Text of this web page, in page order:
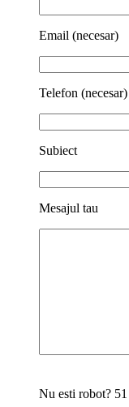
Email (necesar)
Telefon (necesar)
Subiect
Mesajul tau
Nu esti robot?